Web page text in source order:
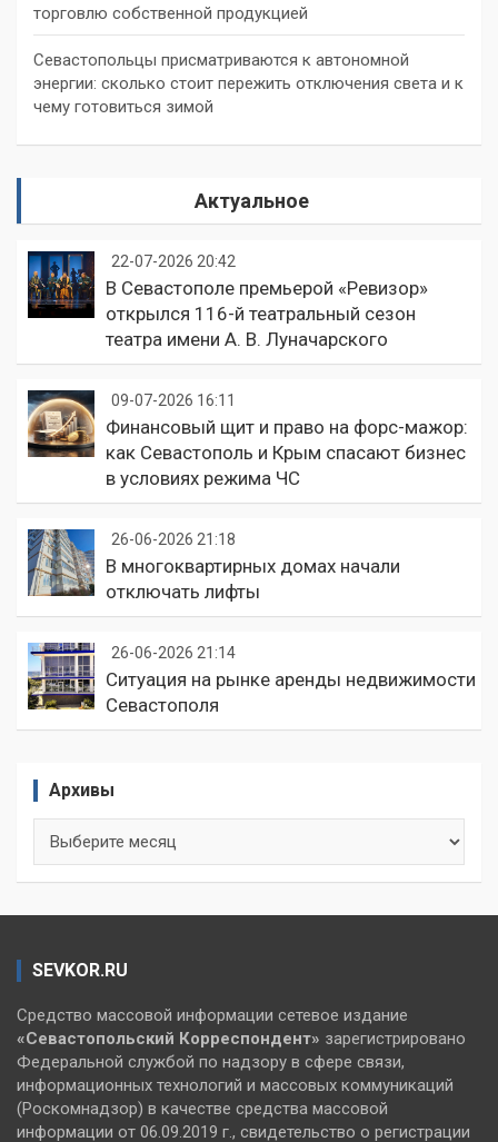
торговлю собственной продукцией
Севастопольцы присматриваются к автономной
энергии: сколько стоит пережить отключения света и к
чему готовиться зимой
Актуальное
22-07-2026 20:42
В Севастополе премьерой «Ревизор»
открылся 116-й театральный сезон
театра имени А. В. Луначарского
09-07-2026 16:11
Финансовый щит и право на форс-мажор:
как Севастополь и Крым спасают бизнес
в условиях режима ЧС
26-06-2026 21:18
В многоквартирных домах начали
отключать лифты
26-06-2026 21:14
Ситуация на рынке аренды недвижимости
Севастополя
Архивы
SEVKOR.RU
Средство массовой информации сетевое издание
«Севастопольский Корреспондент» зарегистрировано
Федеральной службой по надзору в сфере связи,
информационных технологий и массовых коммуникаций
(Роскомнадзор) в качестве средства массовой
информации от 06.09.2019 г., свидетельство о регистрации